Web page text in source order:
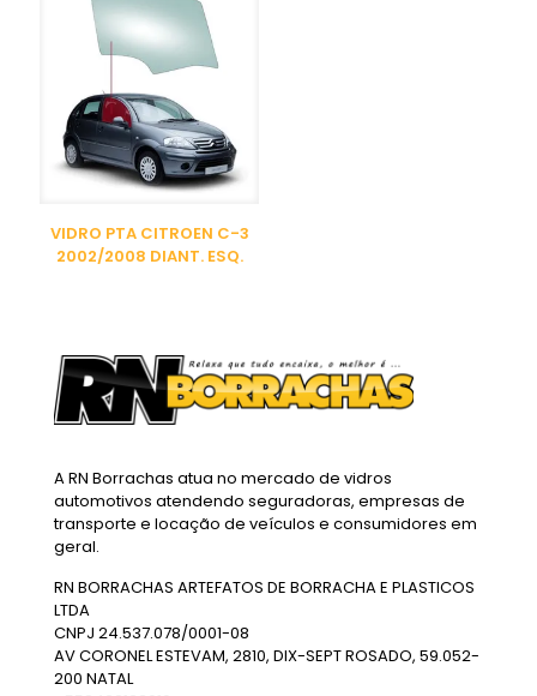
VIDRO PTA CITROEN C-3
2002/2008 DIANT. ESQ.
A RN Borrachas atua no mercado de vidros
automotivos atendendo seguradoras, empresas de
transporte e locação de veículos e consumidores em
geral.
RN BORRACHAS ARTEFATOS DE BORRACHA E PLASTICOS
LTDA
CNPJ 24.537.078/0001-08
AV CORONEL ESTEVAM, 2810, DIX-SEPT ROSADO, 59.052-
200 NATAL